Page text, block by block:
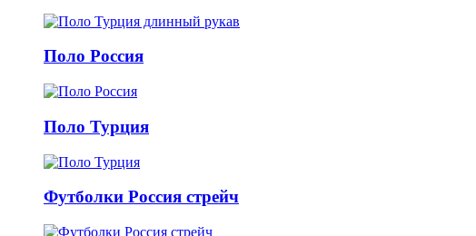
Поло Россия
Поло Турция
Футболки Россия стрейч